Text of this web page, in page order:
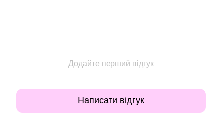
Додайте перший відгук
Написати відгук